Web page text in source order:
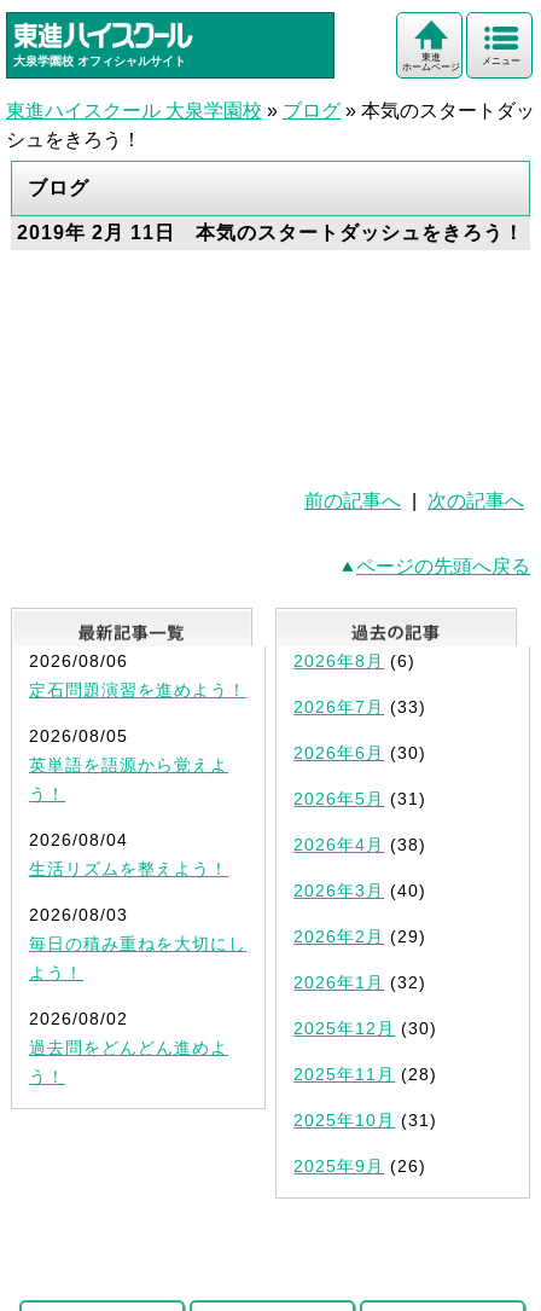
大泉学園校 オフィシャルサイト メニュー
東進
ホームページ
東進ハイスクール 大泉学園校 » ブログ » 本気のスタートダッ
シュをきろう！
ブログ
2019年 2月 11日 本気のスタートダッシュをきろう！
前の記事へ 次の記事へ
ページの先頭へ戻る
最新記事一覧
2026/08/06
定石問題演習を進めよう！
2026/08/05
英単語を語源から覚えよ
う！
2026/08/04
生活リズムを整えよう！
2026/08/03
毎日の積み重ねを大切にし
よう！
2026/08/02
過去問をどんどん進めよ
う！
2026年8月 (6)
2026年7月 (33)
2026年6月 (30)
2026年5月 (31)
2026年4月 (38)
2026年3月 (40)
2026年2月 (29)
2026年1月 (32)
2025年12月 (30)
2025年11月 (28)
2025年10月 (31)
2025年9月 (26)